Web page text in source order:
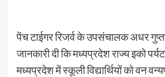
पेंच टाईगर रिजर्व के उपसंचालक अधर
जानकारी दी कि मध्यप्रदेश राज्य इको पर्यटन
मध्यप्रदेश में स्कूली विद्यार्थियों को वन